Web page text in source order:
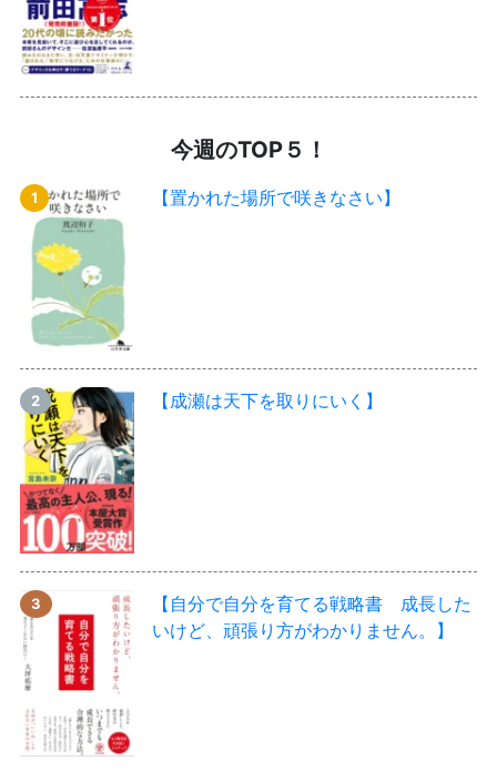
今週のTOP５！
【置かれた場所で咲きなさい】
【成瀬は天下を取りにいく】
【自分で自分を育てる戦略書 成長した
いけど、頑張り方がわかりません。】